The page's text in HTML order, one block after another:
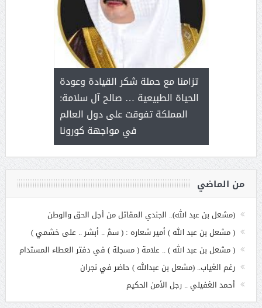
مع
بنت
تزامنا مع حملة شكر القيادة وعودة
الحياة الطبيعية … صالح آل سلامة:
المملكة تفوقت على دول العالم
في مواجهة كورونا
هي أساس
من الماضي
(مشعل بن عبد الله).. الجندي المقاتل من أجل الحق والوطن
( مشعل بن عبد الله ) أمير شعاره : ( سمْ .. أبشر .. على خشمي )
( مشعل بن عبد الله ) .. علامة ( مسجلة ) في دفتر العطاء المستدام
رغم الغياب.. (مشعل بن عبدالله ) حاضر في نجران
أحمد الغفيلي .. رجل الأمن الحكيم